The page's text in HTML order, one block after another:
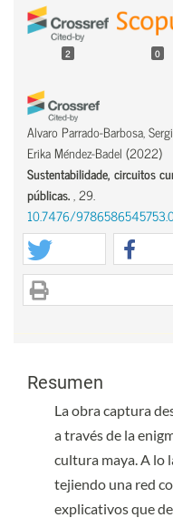
2 0
Alvaro Parrado-Barbosa,
Erika Méndez-Badel (2022)
Sustentabilidade, circuitos
públicas., 29.
10.7476/
Carlos Eduardo Maldonado
La vida y la salud como un
Resumen
La obra captura
a través de la
cultura maya. A lo
tejiendo una red
explicativos que